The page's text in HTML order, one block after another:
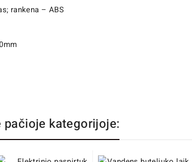
rankena – ABS
kategorijoje: